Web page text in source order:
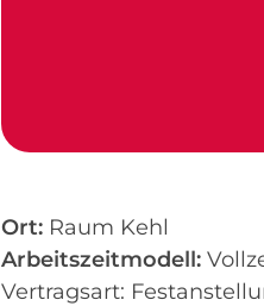
Ort: Raum Kehl
Arbeitszeitmodell:
Vertragsart: